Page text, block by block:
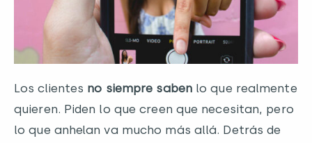
Los clientes no siempre sabenlo que realmente
quieren. Piden lo que creen que necesitan, pero
lo que anhelan va mucho más allá. Detrás de